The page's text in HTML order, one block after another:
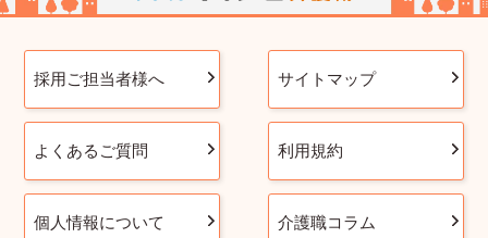
採用ご担当者様へ サイトマップ
よくあるご質問 利用規約
個人情報について 介護職コラム